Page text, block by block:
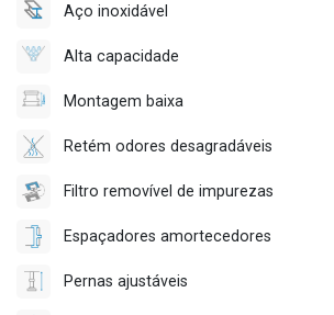
Aço inoxidável
Alta capacidade
Montagem baixa
Retém odores desagradáveis
Filtro removível de impurezas
Espaçadores amortecedores
Pernas ajustáveis